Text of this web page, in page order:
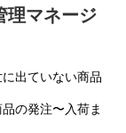
のお客様を対応
を展開していま
、販売と、「生
に誠実に、その
ます。
るハリズリーグ
理マネージ
出ていない商品
の発注〜入荷ま